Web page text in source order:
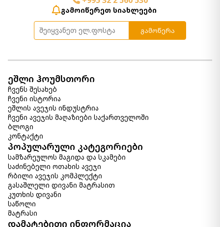
გამოიწერეთ სიახლეები
გამოწერა
ეშლი ჰოუმსთორი
ჩვენს შესახებ
ჩვენი ისტორია
ეშლის ავეჯის ინდუსტრია
ჩვენი ავეჯის მაღაზიები საქართველოში
ბლოგი
კონტაქტი
პოპულარული კატეგორიები
სამზარეულოს მაგიდა და სკამები
საძინებელი ოთახის ავეჯი
რბილი ავეჯის კომპლექტი
გასაშლელი დივანი მატრასით
კუთხის დივანი
საწოლი
მატრასი
დამატებითი ინფორმაცია